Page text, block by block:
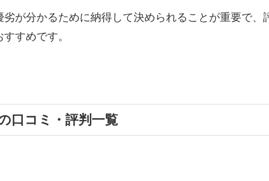
が分かるために納得して決められることが重要で、
すめです。
口コミ・評判一覧